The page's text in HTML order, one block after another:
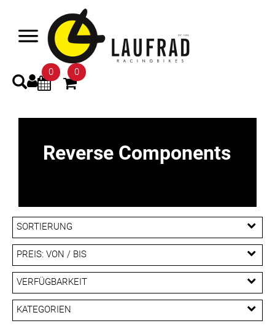
0 0
Reverse Components
SORTIERUNG
PREIS: VON / BIS
EUR
EUR
PREISFILTER ANWENDEN
VERFÜGBARKEIT
KATEGORIEN